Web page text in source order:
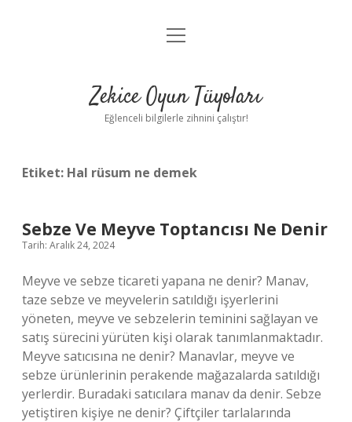
Anasayfa
Yasal Uyarı
menüyü
Zekice Oyun Tüyoları
Eğlenceli bilgilerle zihnini çalıştır!
Etiket: Hal rüsum ne demek
Sebze Ve Meyve Toptancısı Ne Denir
Tarih: Aralık 24, 2024
Meyve ve sebze ticareti yapana ne denir? Manav,
taze sebze ve meyvelerin satıldığı işyerlerini
yöneten, meyve ve sebzelerin teminini sağlayan ve
satış sürecini yürüten kişi olarak tanımlanmaktadır.
Meyve satıcısına ne denir? Manavlar, meyve ve
sebze ürünlerinin perakende mağazalarda satıldığı
yerlerdir. Buradaki satıcılara manav da denir. Sebze
yetiştiren kişiye ne denir? Çiftçiler tarlalarında